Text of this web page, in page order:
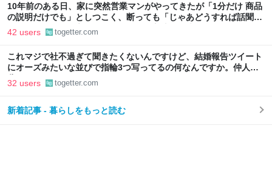
10年前のある日、家に突然営業マンがやってきたが「1分だけ 商品
の説明だけでも」としつこく、断っても「じゃあどうすれば話聞い
てくれますか」と言われたので、ある方法で解決することに
42 users togetter.com
これマジで社不過ぎて聞きたくないんですけど、結婚報告ツイート
にオーズみたいな並びで指輪3つ写ってるの何なんですか。仲人の
分？
32 users togetter.com
新着記事 - 暮らしをもっと読む